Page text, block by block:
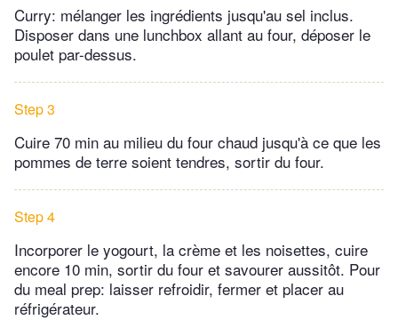
Curry: mélanger les ingrédients jusqu'au sel inclus.
Disposer dans une lunchbox allant au four, déposer le
poulet par-dessus.
Step 3
Cuire 70 min au milieu du four chaud jusqu'à ce que les
pommes de terre soient tendres, sortir du four.
Step 4
Incorporer le yogourt, la crème et les noisettes, cuire
encore 10 min, sortir du four et savourer aussitôt. Pour
du meal prep: laisser refroidir, fermer et placer au
réfrigérateur.